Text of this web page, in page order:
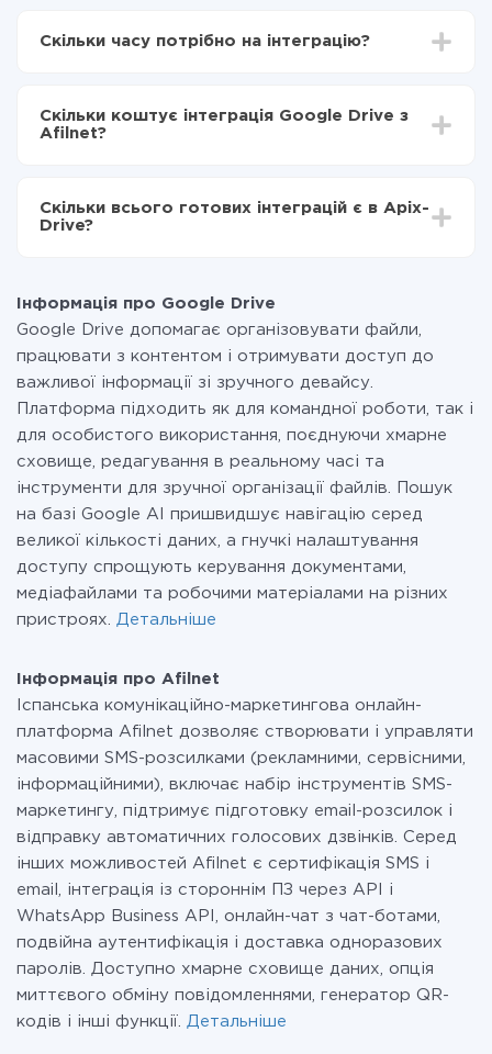
Вибираєте які дані передавати з Google Drive в
Тепер дані будуть автоматично передаватися з
Google Drive в Afilnet
Скільки часу потрібно на інтеграцію?
становити від 5-ти до 30-хвилин. У середньому
налаштування займає 10-15 хвилин.
Скільки коштує інтеграція Google Drive з
Afilnet?
Ви оплачуєте лише кількість даних, які за фактом
передаються з однієї вашої системи в іншу через
при необхідності. Детальніше про
Скільки всього готових інтеграцій є в Apix-
Drive?
Інформація про Google Drive
Google Drive допомагає організовувати файли,
працювати з контентом і отримувати доступ до
важливої інформації зі зручного девайсу.
Платформа підходить як для командної роботи, так і
для особистого використання, поєднуючи хмарне
сховище, редагування в реальному часі та
інструменти для зручної організації файлів. Пошук
на базі Google AI пришвидшує навігацію серед
великої кількості даних, а гнучкі налаштування
доступу спрощують керування документами,
медіафайлами та робочими матеріалами на різних
пристроях. Детальніше
Інформація про Afilnet
Іспанська комунікаційно-маркетингова онлайн-
платформа Afilnet дозволяє створювати і управляти
масовими SMS-розсилками (рекламними, сервісними,
інформаційними), включає набір інструментів SMS-
маркетингу, підтримує підготовку email-розсилок і
відправку автоматичних голосових дзвінків. Серед
інших можливостей Afilnet є сертифікація SMS і
email, інтеграція із стороннім ПЗ через API і
WhatsApp Business API, онлайн-чат з чат-ботами,
подвійна аутентифікація і доставка одноразових
паролів. Доступно хмарне сховище даних, опція
миттєвого обміну повідомленнями, генератор QR-
кодів і інші функції. Детальніше